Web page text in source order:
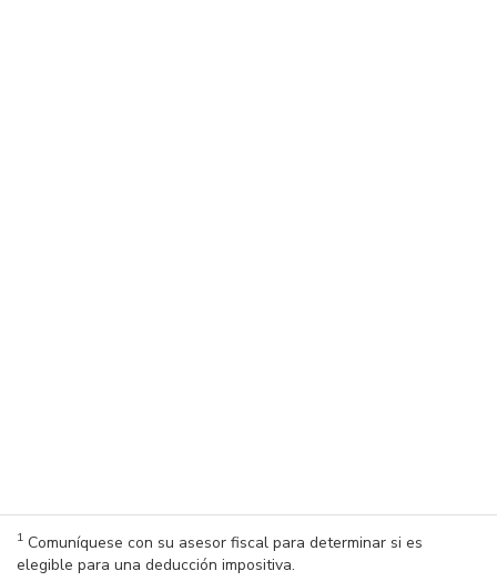
1 Comuníquese con su asesor fiscal para determinar si es
elegible para una deducción impositiva.